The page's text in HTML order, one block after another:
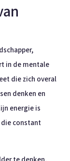
in de mentale
die zich overal
denken en
energie is
constant